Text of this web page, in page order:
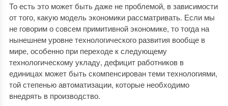
То есть это может быть даже не проблемой, в зависимости
от того, какую модель экономики рассматривать. Если мы
не говорим о совсем примитивной экономике, то тогда на
нынешнем уровне технологического развития вообще в
мире, особенно при переходе к следующему
технологическому укладу, дефицит работников в
единицах может быть скомпенсирован теми технологиями,
той степенью автоматизации, которые необходимо
внедрять в производство.